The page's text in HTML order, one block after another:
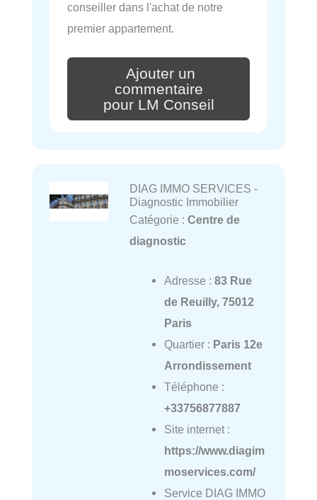
conseiller dans l'achat de notre
premier appartement.
Ajouter un
commentaire
pour LM Conseil
DIAG IMMO SERVICES -
Diagnostic Immobilier
Catégorie : Centre de
diagnostic
Adresse : 83 Rue
de Reuilly, 75012
Paris
Quartier : Paris 12e
Arrondissement
Téléphone :
+33756877887
Site internet :
https://www.diagim
moservices.com/
Service DIAG IMMO